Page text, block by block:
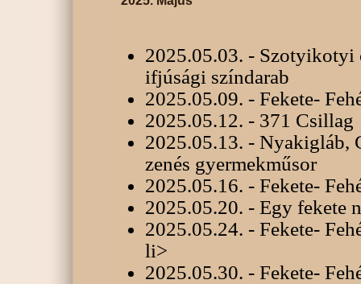
2025.05.03. - Szotyikotyi
ifjúsági színdarab
2025.05.09. - Fekete-
2025.05.12. - 371 Csillag
2025.05.13. - Nyakigláb,
zenés gyermekműsor
2025.05.16. - Fekete-
2025.05.20. - Egy fekete
2025.05.24. - Fekete-
li>
2025.05.30. - Fekete-